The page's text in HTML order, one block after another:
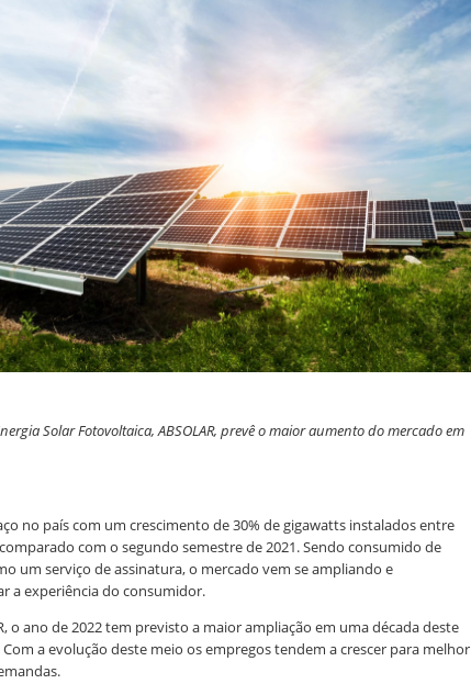
Solar Fotovoltaica, ABSOLAR, prevê o maior aumento do mercado em
no país com um crescimento de 30% de gigawatts instalados entre
com o segundo semestre de 2021. Sendo consumido de
um serviço de assinatura, o mercado vem se ampliando e
a experiência do consumidor.
o ano de 2022 tem previsto a maior ampliação em uma década deste
Com a evolução deste meio os empregos tendem a crescer para melhor